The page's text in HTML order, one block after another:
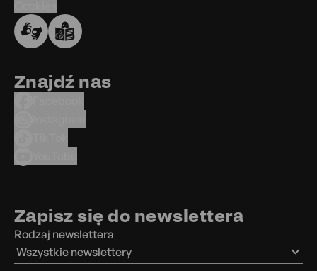
Znajdź nas
Zapisz się do newslettera
Rodzaj newslettera
Wszystkie newslettery